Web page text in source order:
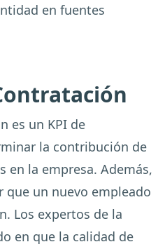
en fuentes
es un KPI de
la contribución de
en la empresa. Además,
un nuevo empleado
Los expertos de la
en que la calidad de